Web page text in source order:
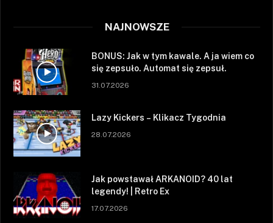
NAJNOWSZE
BONUS: Jak w tym kawale. A ja wiem co
się zepsuło. Automat się zepsuł.
31.07.2026
Lazy Kickers – Klikacz Tygodnia
28.07.2026
Jak powstawał ARKANOID? 40 lat
legendy! | Retro Ex
17.07.2026